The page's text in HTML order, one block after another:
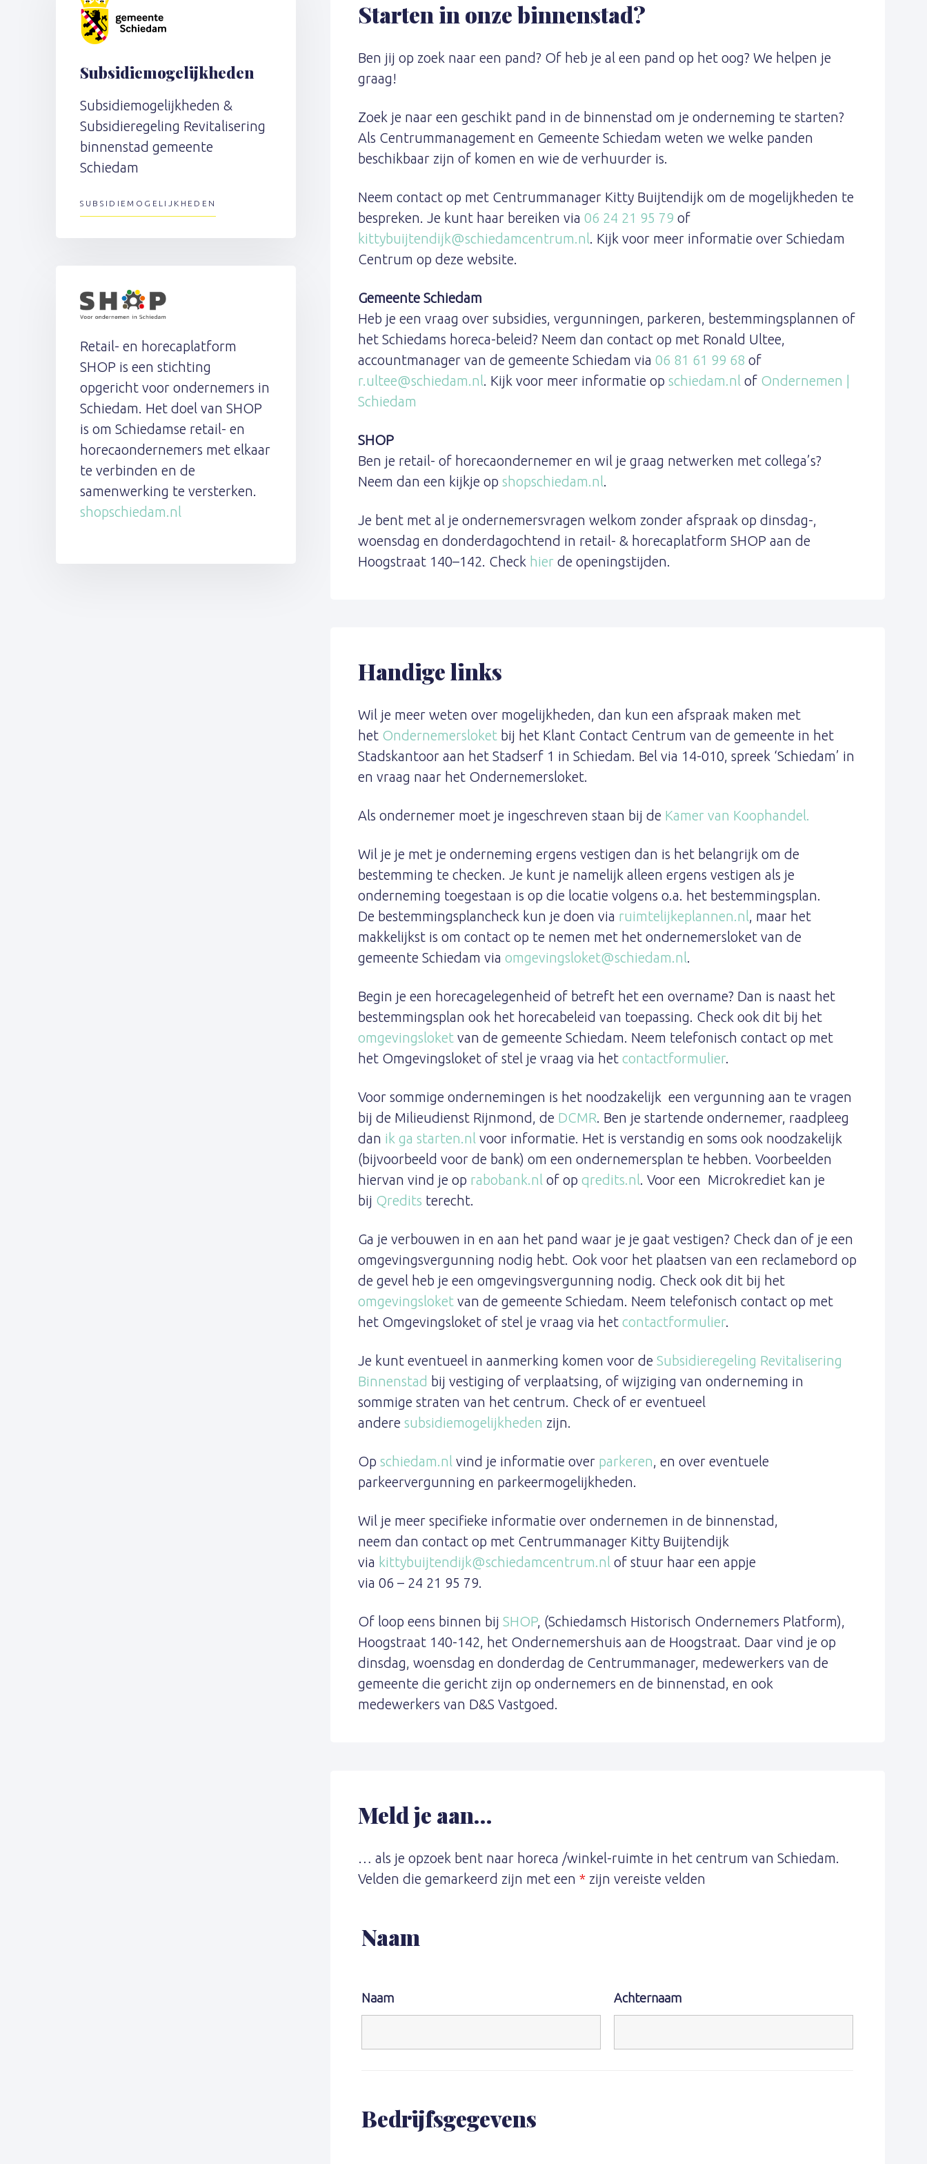
Subsidiemogelijkheden
Subsidiemogelijkheden &
Subsidieregeling Revitalisering
binnenstad gemeente
Schiedam
SUBSIDIEMOGELIJKHEDEN
Retail- en horecaplatform
SHOP is een stichting
opgericht voor ondernemers in
Schiedam. Het doel van SHOP
is om Schiedamse retail- en
horecaondernemers met elkaar
te verbinden en de
samenwerking te versterken.
shopschiedam.nl
Starten in onze binnenstad?
Ben jij op zoek naar een pand? Of heb je al een pand op het oog? We helpen je
graag!
Zoek je naar een geschikt pand in de binnenstad om je onderneming te starten?
Als Centrummanagement en Gemeente Schiedam weten we welke panden
beschikbaar zijn of komen en wie de verhuurder is.
Neem contact op met Centrummanager Kitty Buijtendijk om de mogelijkheden te
bespreken. Je kunt haar bereiken via 06 24 21 95 79 of
kittybuijtendijk@schiedamcentrum.nl. Kijk voor meer informatie over Schiedam
Centrum op deze website.
Gemeente Schiedam
Heb je een vraag over subsidies, vergunningen, parkeren, bestemmingsplannen of
het Schiedams horeca-beleid? Neem dan contact op met Ronald Ultee,
accountmanager van de gemeente Schiedam via 06 81 61 99 68 of
r.ultee@schiedam.nl. Kijk voor meer informatie op schiedam.nl of Ondernemen |
Schiedam
SHOP
Ben je retail- of horecaondernemer en wil je graag netwerken met collega’s?
Neem dan een kijkje op shopschiedam.nl.
Je bent met al je ondernemersvragen welkom zonder afspraak op dinsdag-,
woensdag en donderdagochtend in retail- & horecaplatform SHOP aan de
Hoogstraat 140–142. Check hier de openingstijden.
Handige links
Wil je meer weten over mogelijkheden, dan kun een afspraak maken met
het Ondernemersloketbij het Klant Contact Centrum van de gemeente in het
Stadskantoor aan het Stadserf 1 in Schiedam. Bel via 14-010, spreek ‘Schiedam’ in
en vraag naar het Ondernemersloket.
Als ondernemer moet je ingeschreven staan bij de Kamer van Koophandel.
Wil je je met je onderneming ergens vestigen dan is het belangrijk om de
bestemming te checken. Je kunt je namelijk alleen ergens vestigen als je
onderneming toegestaan is op die locatie volgens o.a. het bestemmingsplan.
De bestemmingsplancheck kun je doen via ruimtelijkeplannen.nl, maar het
makkelijkst is om contact op te nemen met het ondernemersloket van de
gemeente Schiedam via omgevingsloket@schiedam.nl.
Begin je een horecagelegenheid of betreft het een overname? Dan is naast het
bestemmingsplan ook het horecabeleid van toepassing. Check ook dit bij het
omgevingsloketvan de gemeente Schiedam. Neem telefonisch contact op met
het Omgevingsloket of stel je vraag via het contactformulier.
Voor sommige ondernemingen is het noodzakelijk een vergunning aan te vragen
bij de Milieudienst Rijnmond, de DCMR. Ben je startende ondernemer, raadpleeg
dan ik ga starten.nl voor informatie. Het is verstandig en soms ook noodzakelijk
(bijvoorbeeld voor de bank) om een ondernemersplan te hebben. Voorbeelden
hiervan vind je op rabobank.nl of op qredits.nl. Voor een Microkrediet kan je
bij Qredits terecht.
Ga je verbouwen in en aan het pand waar je je gaat vestigen? Check dan of je een
omgevingsvergunning nodig hebt. Ook voor het plaatsen van een reclamebord op
de gevel heb je een omgevingsvergunning nodig. Check ook dit bij het
omgevingsloketvan de gemeente Schiedam. Neem telefonisch contact op met
het Omgevingsloket of stel je vraag via het contactformulier.
Je kunt eventueel in aanmerking komen voor de Subsidieregeling Revitalisering
Binnenstad bij vestiging of verplaatsing, of wijziging van onderneming in
sommige straten van het centrum. Check of er eventueel
andere subsidiemogelijkheden zijn.
Op schiedam.nl vind je informatie over parkeren, en over eventuele
parkeervergunning en parkeermogelijkheden.
Wil je meer specifieke informatie over ondernemen in de binnenstad,
neem dan contact op met Centrummanager Kitty Buijtendijk
via kittybuijtendijk@schiedamcentrum.nl of stuur haar een appje
via 06 – 24 21 95 79.
Of loop eens binnen bij SHOP, (Schiedamsch Historisch Ondernemers Platform),
Hoogstraat 140-142, het Ondernemershuis aan de Hoogstraat. Daar vind je op
dinsdag, woensdag en donderdag de Centrummanager, medewerkers van de
gemeente die gericht zijn op ondernemers en de binnenstad, en ook
medewerkers van D&S Vastgoed.
Meld je aan…
… als je opzoek bent naar horeca /winkel-ruimte in het centrum van Schiedam.
Velden die gemarkeerd zijn met een *zijn vereiste velden
Naam
Naam Achternaam
Bedrijfsgegevens